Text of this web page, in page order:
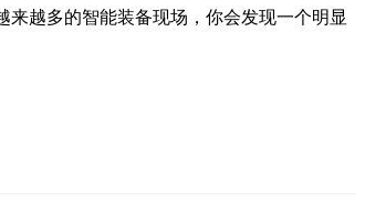
来越多的智能装备现场，你会发现一个明显